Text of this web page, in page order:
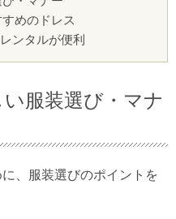
めのドレス
ンタルが便利
服装選び・マナ
、服装選びのポイントを